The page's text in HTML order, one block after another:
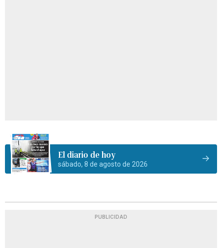
El diario de hoy
sábado, 8 de agosto de 2026
PUBLICIDAD